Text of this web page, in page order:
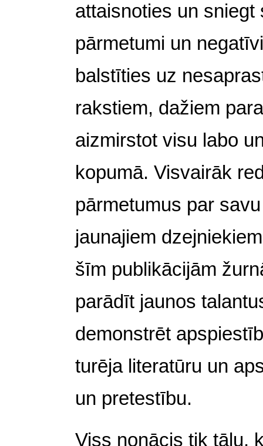
attaisnoties un sniegt
pārmetumi un
balstīties uz
rakstiem, dažiem
aizmirstot visu labo
kopumā. Visvairāk
pārmetumus par
jaunajiem
šīm publikācijām
parādīt jaunos
demonstrēt
turēja literatūru un
un pretestību.
Viss nonācis tik tālu,